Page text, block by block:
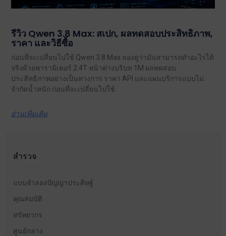
รีวิว Qwen 3.8 Max: สเปก, ผลทดสอบประสิทธิภาพ,
ราคา และวิธีซื้อ
ก่อนที่จะเปลี่ยนไปใช้ Qwen 3.8 Max ลองดูว่ามันสามารถทำอะไรได้
จริงด้วยพารามิเตอร์ 2.4T หน้าต่างบริบท 1M ผลทดสอบ
ประสิทธิภาพอย่างเป็นทางการ ราคา API และแผนบริการแบบไม่
จำกัดน้ำหนัก ก่อนที่จะเปลี่ยนไปใช้.
อ่านเพิ่มเติม
สำรวจ
แบบจำลองปัญญาประดิษฐ์
คุณสมบัติ
ทรัพยากร
ศูนย์กลาง